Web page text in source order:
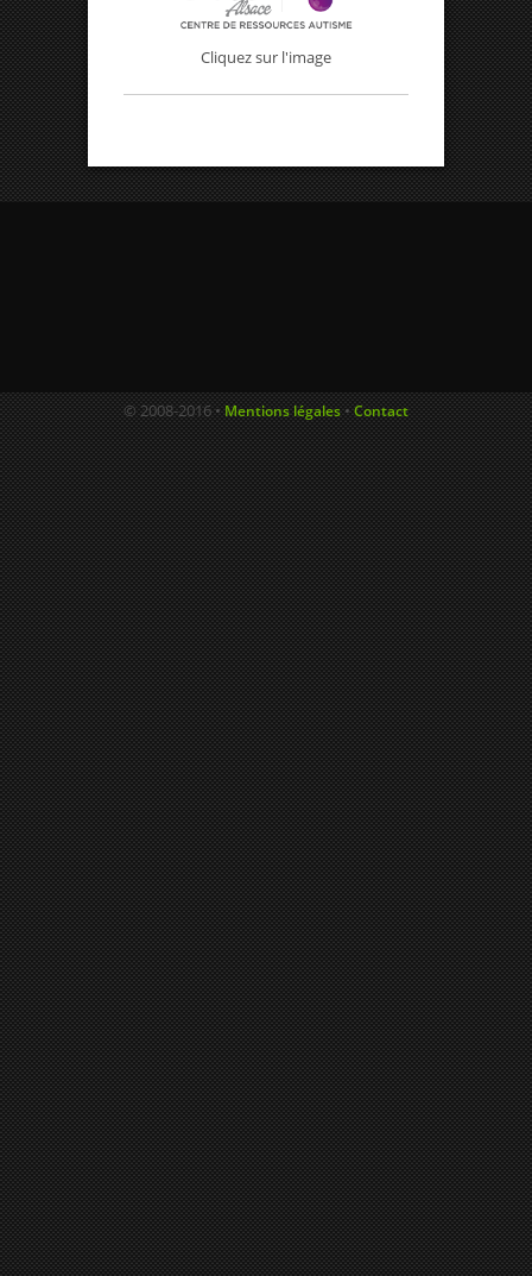
Cliquez sur l'image
© 2008-2016 •Mentions légales•Contact